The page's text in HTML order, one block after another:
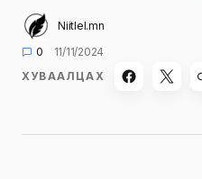
Niitlel.mn
0
11/11/2024
ХУВААЛЦАХ